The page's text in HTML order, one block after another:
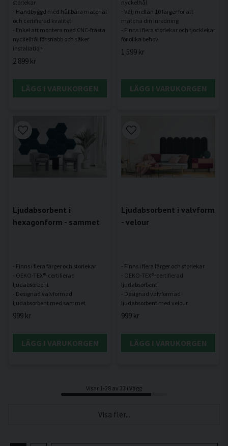
storlekar
- Handbyggd med hållbara material
och certifierad kvalitet
- Enkel att montera med CNC-frästa
nyckelhål för snabb och säker
2 899 kr
LÄGG I VARUKORGEN
nyckelhål
- Välj mellan 10 färger för att
matcha din inredning
- Finns i flera storlekar och tjocklekar
1 599 kr
LÄGG I VARUKORGEN
Ljudabsorbent i
hexagonform - sammet
- Finns i flera färger och storlekar
- OEKO-TEX®-certifierad
ljudabsorbent
- Designad valvformad
999 kr
LÄGG I VARUKORGEN
Ljudabsorbent i valvform
- velour
- Finns i flera färger och storlekar
- OEKO-TEX®-certifierad
ljudabsorbent
- Designad valvformad
999 kr
LÄGG I VARUKORGEN
Visar 1-28 av 33 i Vägg
Visa fler...